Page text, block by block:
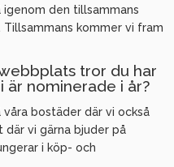
den tillsammans
kommer vi fram
tror du har
nominerade i år?
bostäder där vi också
där vi gärna bjuder på
i köp- och